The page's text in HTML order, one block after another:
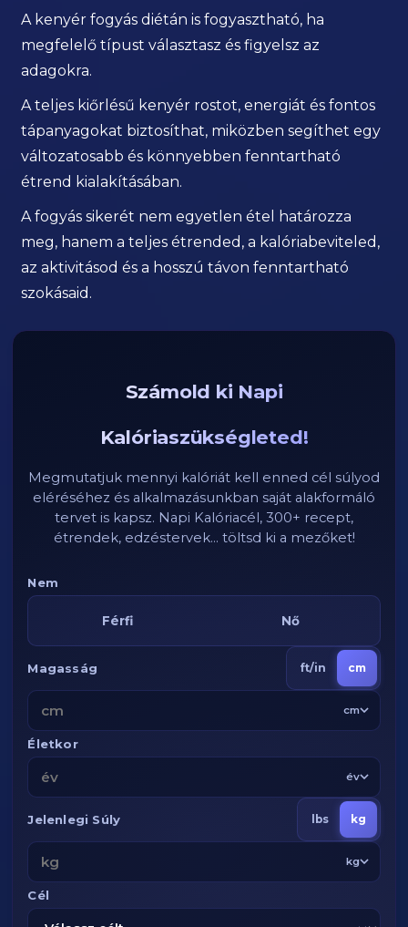
A kenyér fogyás diétán is fogyasztható, ha
megfelelő típust választasz és figyelsz az
adagokra.
A teljes kiőrlésű kenyér rostot, energiát és fontos
tápanyagokat biztosíthat, miközben segíthet egy
változatosabb és könnyebben fenntartható
étrend kialakításában.
A fogyás sikerét nem egyetlen étel határozza
meg, hanem a teljes étrended, a kalóriabeviteled,
az aktivitásod és a hosszú távon fenntartható
szokásaid.
Számold ki Napi
Kalóriaszükségleted!
Megmutatjuk mennyi kalóriát kell enned cél súlyod
eléréséhez és alkalmazásunkban saját alakformáló
tervet is kapsz. Napi Kalóriacél, 300+ recept,
étrendek, edzéstervek... töltsd ki a mezőket!
Nem
Férfi Nő
Magasság ft/in cm
cm
Életkor
év
Jelenlegi Súly lbs kg
kg
Cél